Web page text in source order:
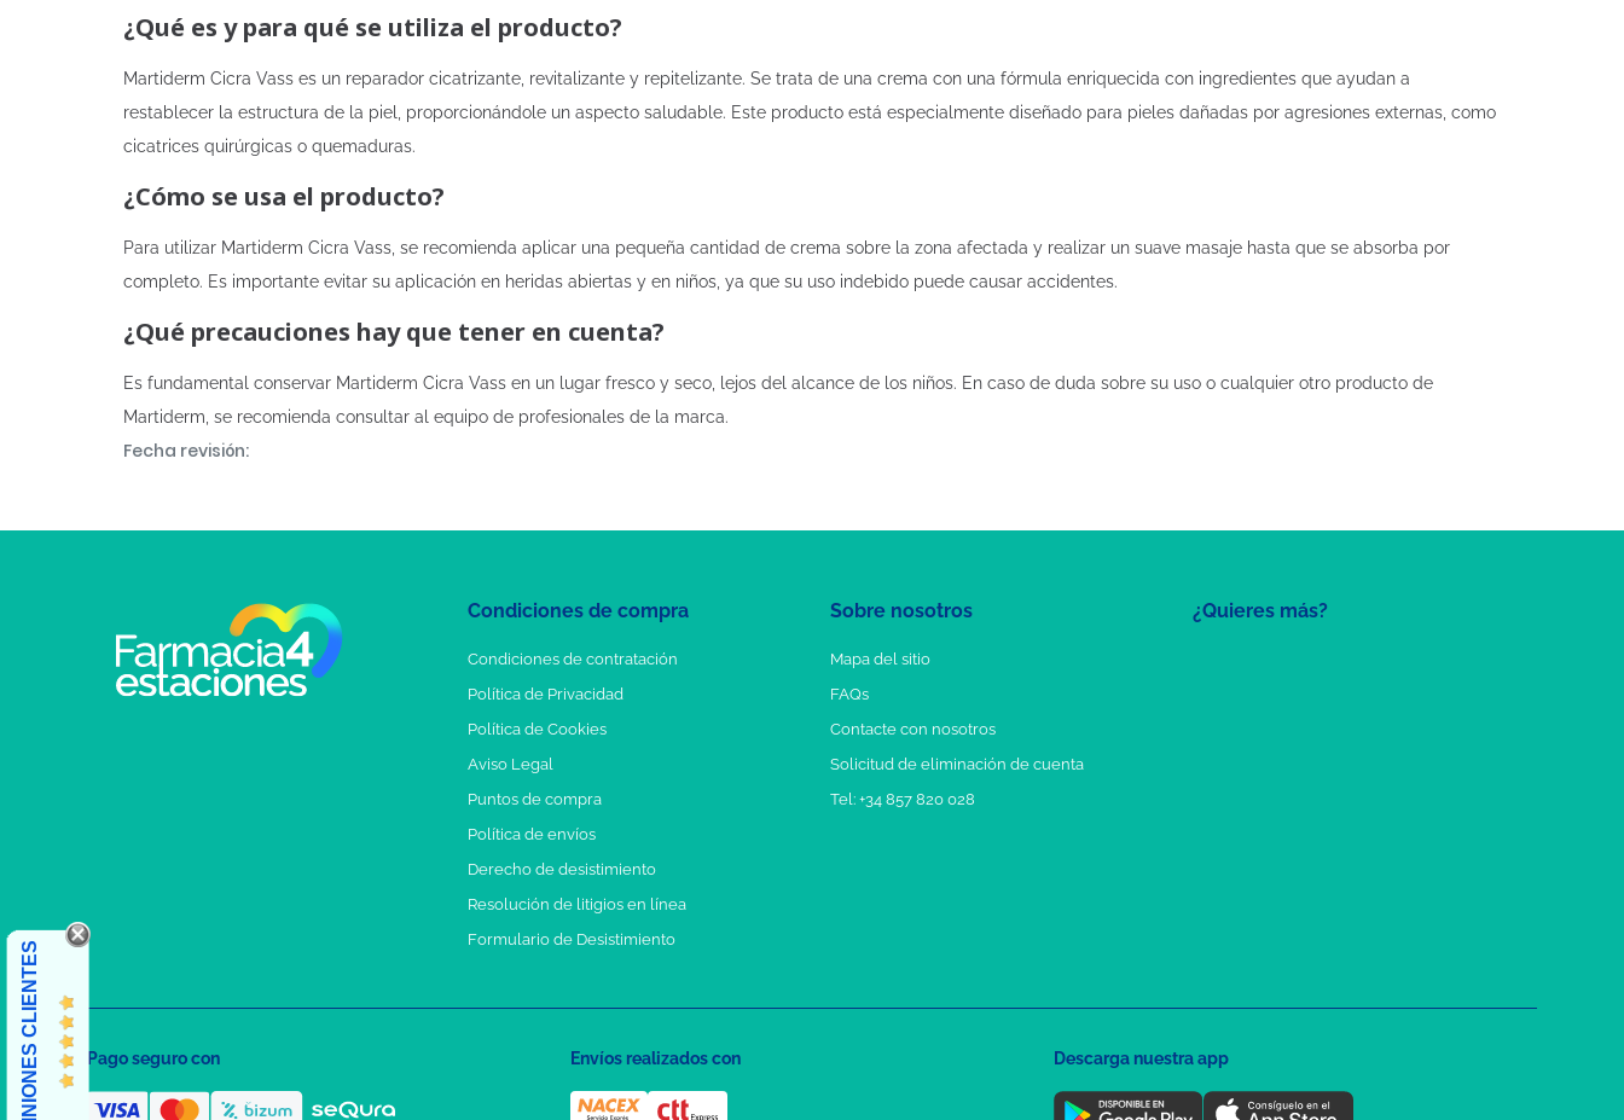
¿Qué es y para qué se utiliza el producto?
Martiderm Cicra Vass es un reparador cicatrizante, revitalizante y repitelizante. Se trata de una crema con una fórmula enriquecida con ingredientes que ayudan a
restablecer la estructura de la piel, proporcionándole un aspecto saludable. Este producto está especialmente diseñado para pieles dañadas por agresiones externas, como
cicatrices quirúrgicas o quemaduras.
¿Cómo se usa el producto?
Para utilizar Martiderm Cicra Vass, se recomienda aplicar una pequeña cantidad de crema sobre la zona afectada y realizar un suave masaje hasta que se absorba por
completo. Es importante evitar su aplicación en heridas abiertas y en niños, ya que su uso indebido puede causar accidentes.
¿Qué precauciones hay que tener en cuenta?
Es fundamental conservar Martiderm Cicra Vass en un lugar fresco y seco, lejos del alcance de los niños. En caso de duda sobre su uso o cualquier otro producto de
Martiderm, se recomienda consultar al equipo de profesionales de la marca.
Fecha revisión:
¿Quieres más?
Condiciones de compra
Condiciones de contratación
Política de Privacidad
Política de Cookies
Aviso Legal
Puntos de compra
Política de envíos
Derecho de desistimiento
Resolución de litigios en línea
Formulario de Desistimiento
Sobre nosotros
Mapa del sitio
FAQs
Contacte con nosotros
Solicitud de eliminación de cuenta
Tel: +34 857 820 028
OPINIONES CLIENTES Pago seguro con Envíos realizados con Descarga nuestra app